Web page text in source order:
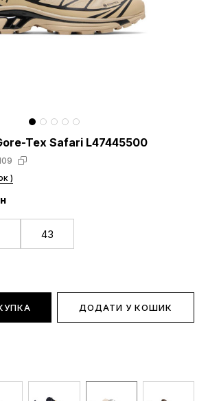
Tex Safari L47445500
)
43
ДОДАТИ У КОШИК